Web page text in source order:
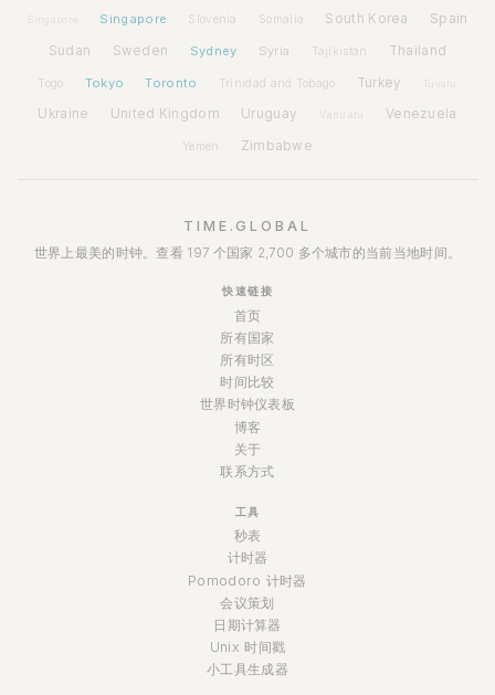
Singapore Slovenia Somalia South Korea Spain
Sudan Sweden Sydney Syria Tajikistan Thailand
Togo Tokyo Toronto Trinidad and Tobago Turkey Tuvalu
Ukraine United Kingdom Uruguay Vanuatu Venezuela
Yemen Zimbabwe
TIME.GLOBAL
世界上最美的时钟。查看 197 个国家 2,700 多个城市的当前当地时间。
快速链接
首页
所有国家
所有时区
时间比较
世界时钟仪表板
博客
关于
联系方式
工具
秒表
计时器
Pomodoro 计时器
会议策划
日期计算器
Unix 时间戳
小工具生成器